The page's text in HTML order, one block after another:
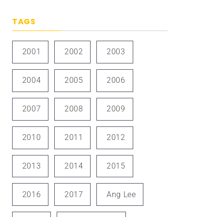
TAGS
2001 2002 2003
2004 2005 2006
2007 2008 2009
2010 2011 2012
2013 2014 2015
2016 2017 Ang Lee